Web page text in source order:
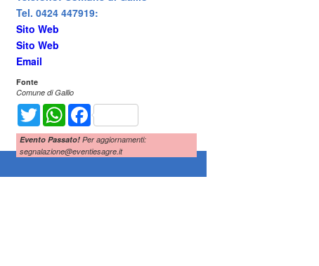
Tel. 0424 447919:
Sito Web
Sito Web
Email
Fonte
Comune di Gallio
Twitter WhatsAppFacebook
Evento Passato! Per aggiornamenti:
segnalazione@eventiesagre.it